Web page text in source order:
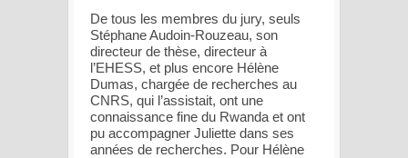
De tous les membres du jury, seuls
Stéphane Audoin-Rouzeau, son
directeur de thèse, directeur à
l’EHESS, et plus encore Hélène
Dumas, chargée de recherches au
CNRS, qui l’assistait, ont une
connaissance fine du Rwanda et ont
pu accompagner Juliette dans ses
années de recherches. Pour Hélène